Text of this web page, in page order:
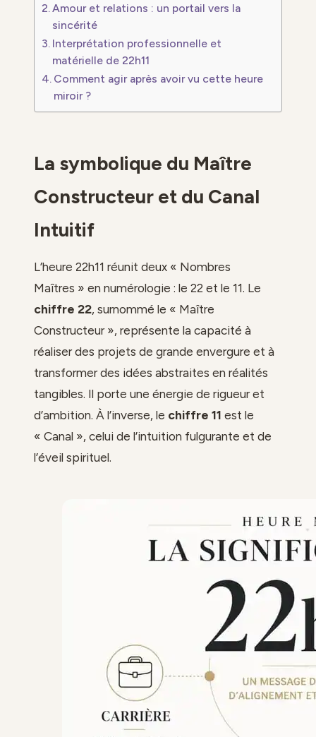
Amour et relations : un portail vers la
sincérité
Interprétation professionnelle et
matérielle de 22h11
Comment agir après avoir vu cette heure
miroir ?
La symbolique du Maître
Constructeur et du Canal
Intuitif
L’heure 22h11 réunit deux « Nombres
Maîtres » en numérologie : le 22 et le 11. Le
chiffre 22, surnommé le « Maître
Constructeur », représente la capacité à
réaliser des projets de grande envergure et à
transformer des idées abstraites en réalités
tangibles. Il porte une énergie de rigueur et
d’ambition. À l’inverse, le chiffre 11 est le
« Canal », celui de l’intuition fulgurante et de
l’éveil spirituel.